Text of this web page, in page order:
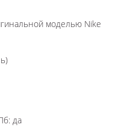
моделью Nike
да